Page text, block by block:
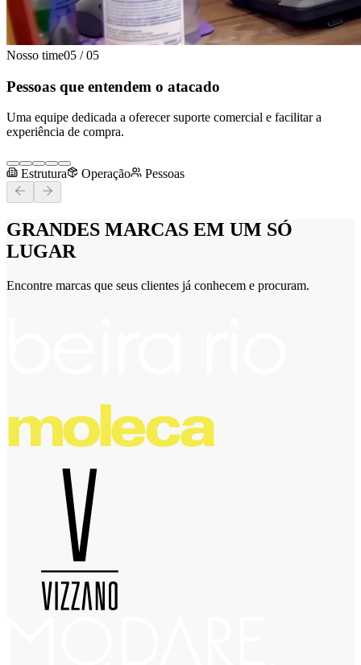
Nosso time05 / 05
Pessoas que entendem o atacado
Uma equipe dedicada a oferecer suporte comercial e facilitar a
experiência de compra.
Estrutura Operação Pessoas
GRANDES MARCAS EM UM SÓ
LUGAR
Encontre marcas que seus clientes já conhecem e procuram.